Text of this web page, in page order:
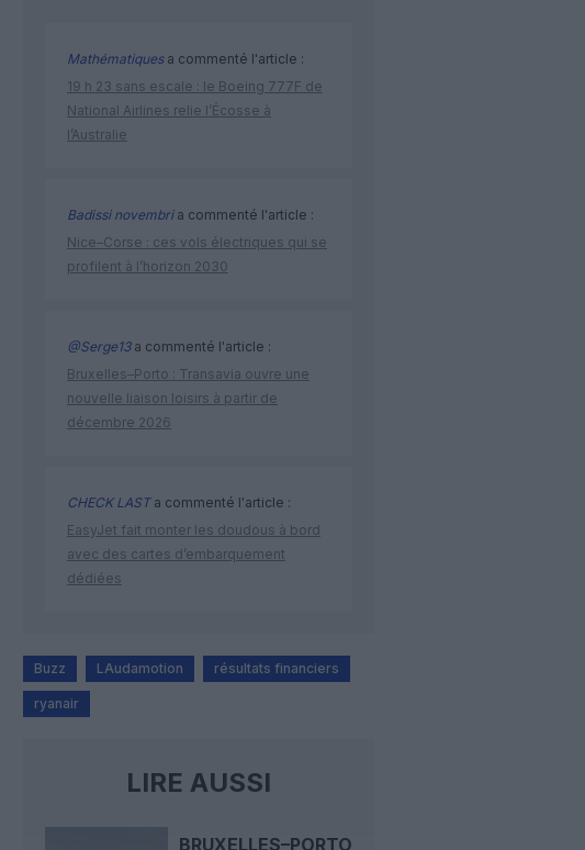
Mathématiquesa commenté l'article :
19 h 23 sans escale : le Boeing 777F de
National Airlines relie l’Écosse à
l’Australie
Badissi novembria commenté l'article :
Nice–Corse : ces vols électriques qui se
profilent à l’horizon 2030
@Serge13a commenté l'article :
Bruxelles–Porto : Transavia ouvre une
nouvelle liaison loisirs à partir de
décembre 2026
CHECK LASTa commenté l'article :
EasyJet fait monter les doudous à bord
avec des cartes d’embarquement
dédiées
Buzz LAudamotion résultats financiers
ryanair
LIRE AUSSI
BRUXELLES–PORTO